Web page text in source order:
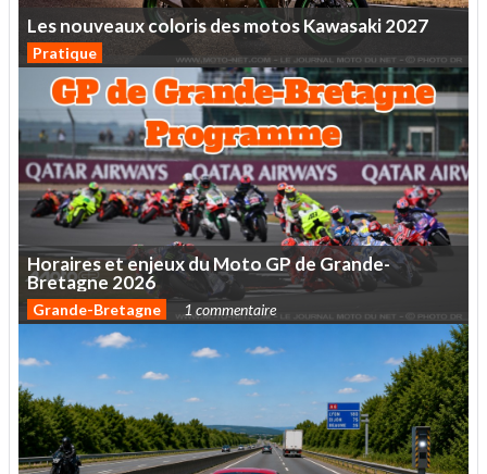
LesnouveauxcolorisdesmotosKawasaki2027
Pratique
HorairesetenjeuxduMotoGPdeGrande-
Bretagne 2026
Grande-Bretagne 1 commentaire